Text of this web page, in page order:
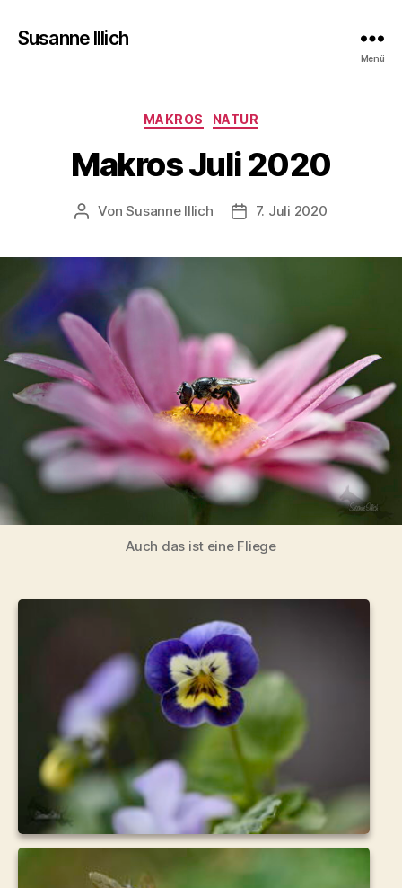
Susanne Illich
Menü
Kategorien
MAKROS NATUR
Makros Juli 2020
Beitragsautor
VonSusanne Illich Veröffentlichungsdatum
7. Juli 2020
Auch das ist eine Fliege